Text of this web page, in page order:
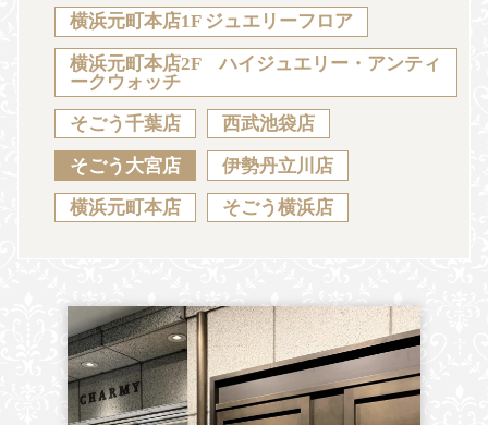
Sustainability Voice Catalog
JA EN CH KO
横浜元町本店1F ジュエリーフロア
横浜元町本店2F ハイジュエリー・アンティ
ークウォッチ
そごう千葉店 西武池袋店
そごう大宮店 伊勢丹立川店
横浜元町本店 そごう横浜店